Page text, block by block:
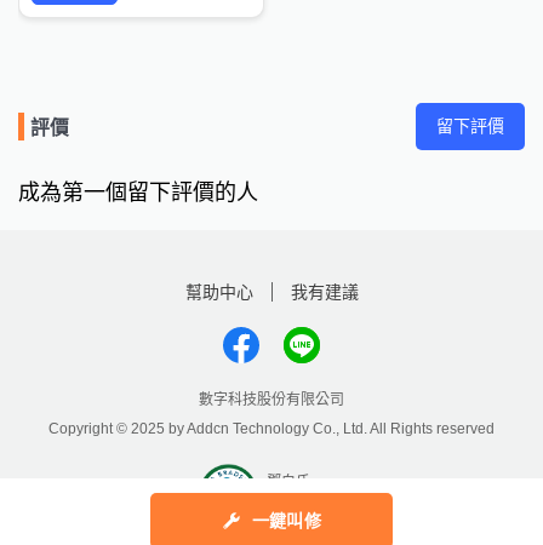
一鍵叫修
評價 留下評價
成為第一個留下評價的人
幫助中心 我有建議
數字科技股份有限公司
Copyright © 2025 by Addcn Technology Co., Ltd. All Rights reserved
鄧白氏